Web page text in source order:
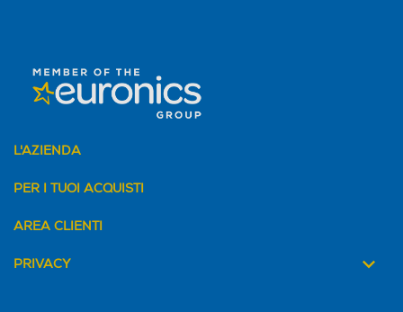
L'AZIENDA
PER I TUOI ACQUISTI
AREA CLIENTI
PRIVACY